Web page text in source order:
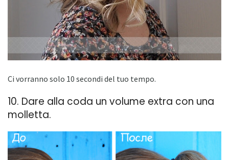
Ci vorranno solo 10 secondi del tuo tempo.
10. Dare alla coda un volume extra con una
molletta.